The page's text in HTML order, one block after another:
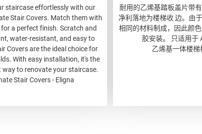
staircase effortlessly with our
Stair Covers. Match them with
a perfect finish. Scratch and
water-resistant, and easy to
Covers are the ideal choice for
With easy installation, it's the
to renovate your staircase.
Stair Covers - Eligna
耐用的乙烯基踏板盖片带
净利落地为楼梯收 边。由
相同的材料制成，因此颜
胶安装。 只适用于
乙烯基一体楼梯